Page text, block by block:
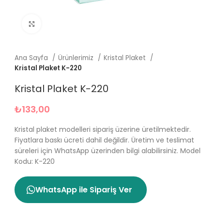
Ana Sayfa Ürünlerimiz
Kristal Plaket
Kristal Plaket K-220
Kristal Plaket K-220
₺133,00
Kristal plaket modelleri sipariş üzerine üretilmektedir.
Fiyatlara baskı ücreti dahil değildir. Üretim ve teslimat
süreleri için WhatsApp üzerinden bilgi alabilirsiniz. Model
Kodu: K-220
WhatsApp ile Sipariş Ver